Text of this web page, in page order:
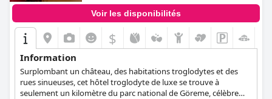
Voir les disponibilités
$
Information
Surplombant un château, des habitations troglodytes et des
rues sinueuses, cet hôtel troglodyte de luxe se trouve à
seulement un kilomètre du parc national de Göreme, célèbre